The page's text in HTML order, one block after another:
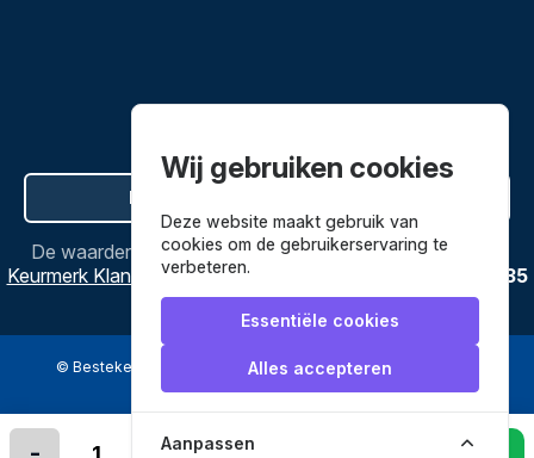
In winkelmandje leggen
Hier de overeenkomst ontbinden
De waardering vanBestekenpannen.nlbijWebwinkel
Keurmerk Klantbeoordelingen
3635
reviews.
© Bestekenpannen.nl 2026 een webshop van
Wij gebruiken cookies
Deze website maakt gebruik van
cookies om de gebruikerservaring te
verbeteren.
Essentiële cookies
Alles accepteren
Aanpassen